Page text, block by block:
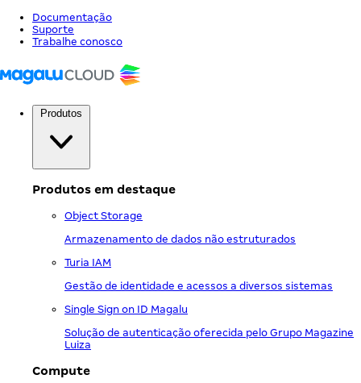
Documentação
Suporte
Trabalhe conosco
Produtos em destaque
Object Storage
Armazenamento de dados não estruturados
Turia IAM
Gestão de identidade e acessos a diversos sistemas
Single Sign on ID Magalu
Solução de autenticação oferecida pelo Grupo Magazine
Luiza
Compute